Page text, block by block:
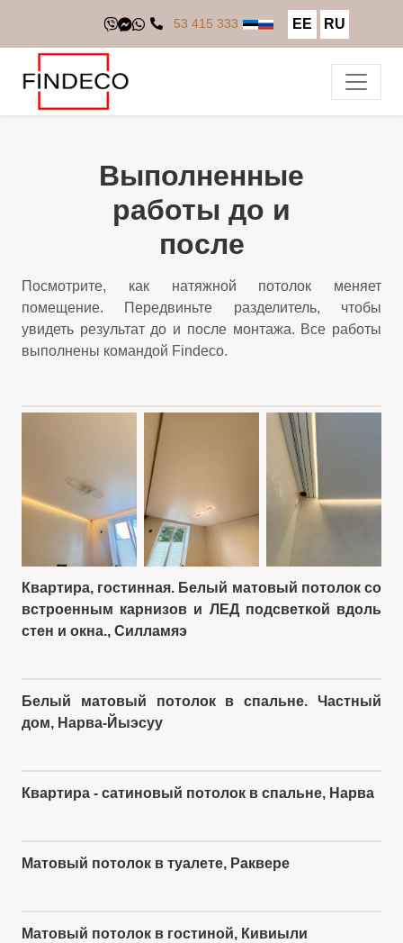
53 415 333 EE RU
Выполненные
работы до и
после
Посмотрите, как натяжной потолок меняет
помещение. Передвиньте разделитель, чтобы
увидеть результат до и после монтажа. Все работы
выполнены командой Findeco.
+2
Квартира, гостинная. Белый матовый потолок со
встроенным карнизов и ЛЕД подсветкой вдоль
стен и окна., Силламяэ
Белый матовый потолок в спальне. Частный
дом, Нарва-Йыэсуу
Квартира - сатиновый потолок в спальне, Нарва
Матовый потолок в туалете, Раквере
Матовый потолок в гостиной, Кивиыли